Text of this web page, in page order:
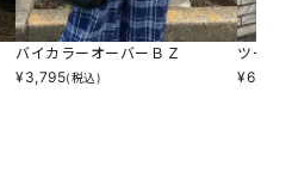
バイカラーオーバーＢＺ
¥3,795(税込)
ツータ
¥6,490